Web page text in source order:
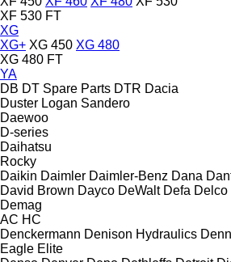
XF 530 FT
XG
XG+ XG 450 XG 480
XG 480 FT
YA
DB DT Spare Parts DTR Dacia
Duster Logan Sandero
Daewoo
D-series
Daihatsu
Rocky
Daikin Daimler Daimler-Benz Dana
David Brown Dayco DeWalt Defa Delco
Demag
AC HC
Denckermann Denison Hydraulics
Eagle Elite